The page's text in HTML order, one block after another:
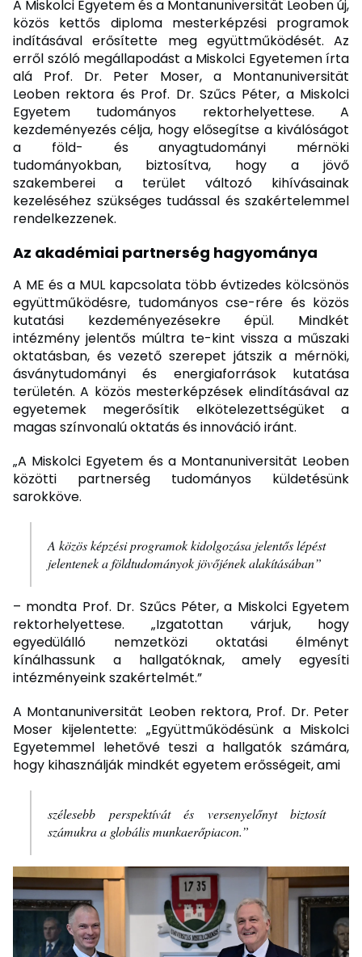
A Miskolci Egyetem és a Montanuniversität Leoben új,
közös kettős diploma mesterképzési programok
indításával erősítette meg együttműködését. Az
erről szóló megállapodást a Miskolci Egyetemen írta
alá Prof. Dr. Peter Moser, a Montanuniversität
Leoben rektora és Prof. Dr. Szűcs Péter, a Miskolci
Egyetem tudományos rektorhelyettese. A
kezdeményezés célja, hogy elősegítse a kiválóságot
a föld- és anyagtudományi mérnöki
tudományokban, biztosítva, hogy a jövő
szakemberei a terület változó kihívásainak
kezeléséhez szükséges tudással és szakértelemmel
rendelkezzenek.
Az akadémiai partnerség hagyománya
A ME és a MUL kapcsolata több évtizedes kölcsönös
együttműködésre, tudományos cse-rére és közös
kutatási kezdeményezésekre épül. Mindkét
intézmény jelentős múltra te-kint vissza a műszaki
oktatásban, és vezető szerepet játszik a mérnöki,
ásványtudományi és energiaforrások kutatása
területén. A közös mesterképzések elindításával az
egyetemek megerősítik elkötelezettségüket a
magas színvonalú oktatás és innováció iránt.
„A Miskolci Egyetem és a Montanuniversität Leoben
közötti partnerség tudományos küldetésünk
sarokköve.
A közös képzési programok kidolgozása jelentős lépést
jelentenek a földtudományok jövőjének alakításában”
– mondta Prof. Dr. Szűcs Péter, a Miskolci Egyetem
rektorhelyettese. „Izgatottan várjuk, hogy
egyedülálló nemzetközi oktatási élményt
kínálhassunk a hallgatóknak, amely egyesíti
intézményeink szakértelmét.”
A Montanuniversität Leoben rektora, Prof. Dr. Peter
Moser kijelentette: „Együttműködésünk a Miskolci
Egyetemmel lehetővé teszi a hallgatók számára,
hogy kihasználják mindkét egyetem erősségeit, ami
szélesebb perspektívát és versenyelőnyt biztosít
számukra a globális munkaerőpiacon.”